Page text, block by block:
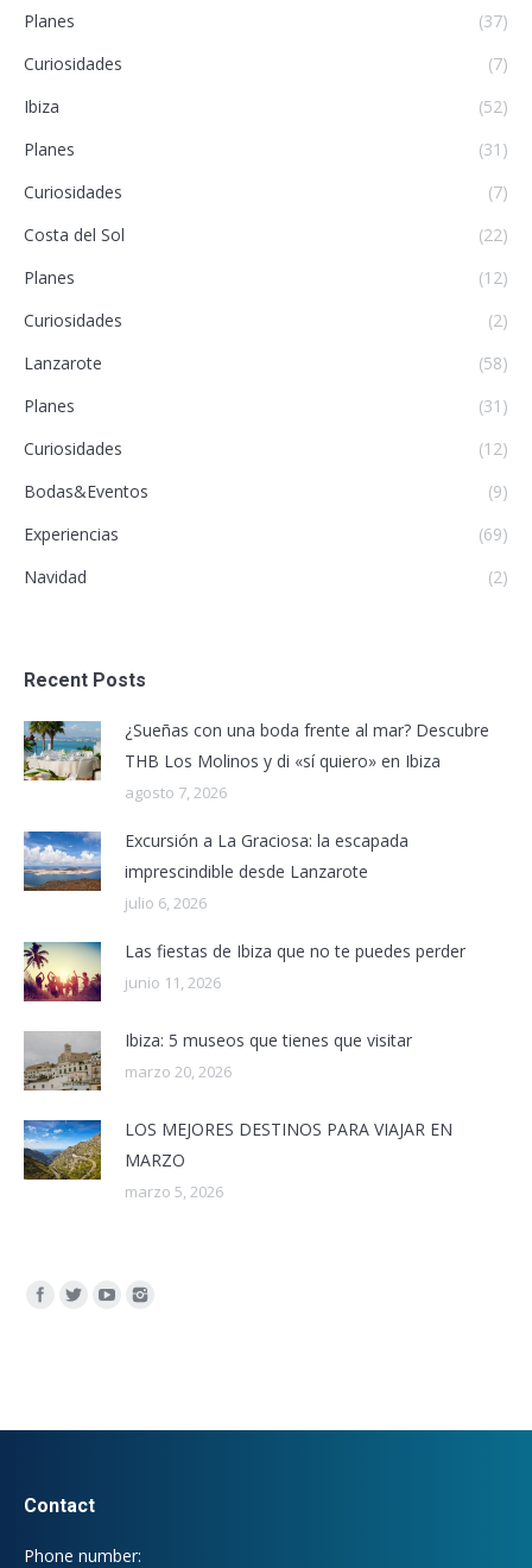
Planes
(37)
Curiosidades
(7)
Ibiza
(52)
Planes
(31)
Curiosidades
(7)
Costa del Sol
(22)
Planes
(12)
Curiosidades
(2)
Lanzarote
(58)
Planes
(31)
Curiosidades
(12)
Bodas&Eventos
(9)
Experiencias
(69)
Navidad
(2)
Recent Posts
¿Sueñas con una boda frente al mar? Descubre
THB Los Molinos y di «sí quiero» en Ibiza
agosto 7, 2026
Excursión a La Graciosa: la escapada
imprescindible desde Lanzarote
julio 6, 2026
Las fiestas de Ibiza que no te puedes perder
junio 11, 2026
Ibiza: 5 museos que tienes que visitar
marzo 20, 2026
LOS MEJORES DESTINOS PARA VIAJAR EN
MARZO
marzo 5, 2026
Encuéntranos en:
Contact
Phone number: